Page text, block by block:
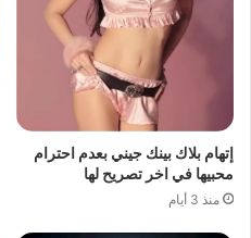
إتهام بلاك بينك جيني بعدم احترام
محبيها في اخر تصريح لها
منذ 3 أيام